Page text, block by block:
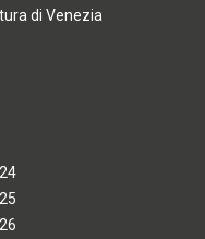
di Venezia